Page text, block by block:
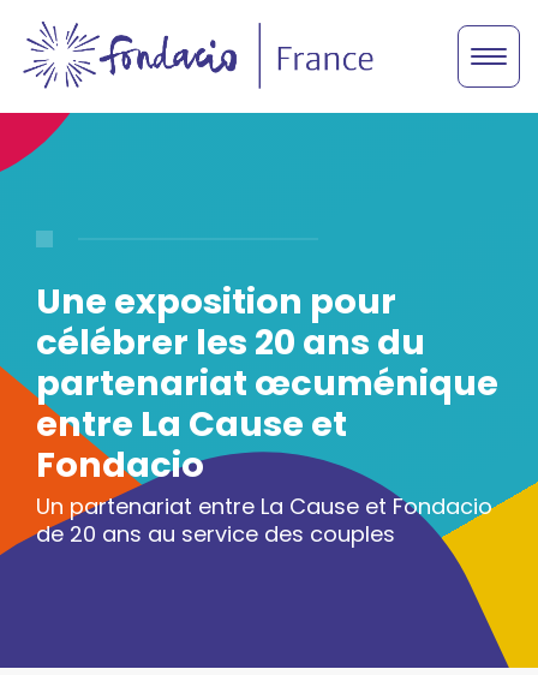
Une exposition pour
célébrer les 20 ans du
partenariat œcuménique
entre La Cause et
Fondacio
Un partenariat entre La Cause et Fondacio
de 20 ans au service des couples